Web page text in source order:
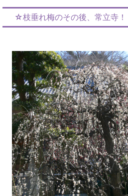
☆枝垂れ梅のその後、常立寺！